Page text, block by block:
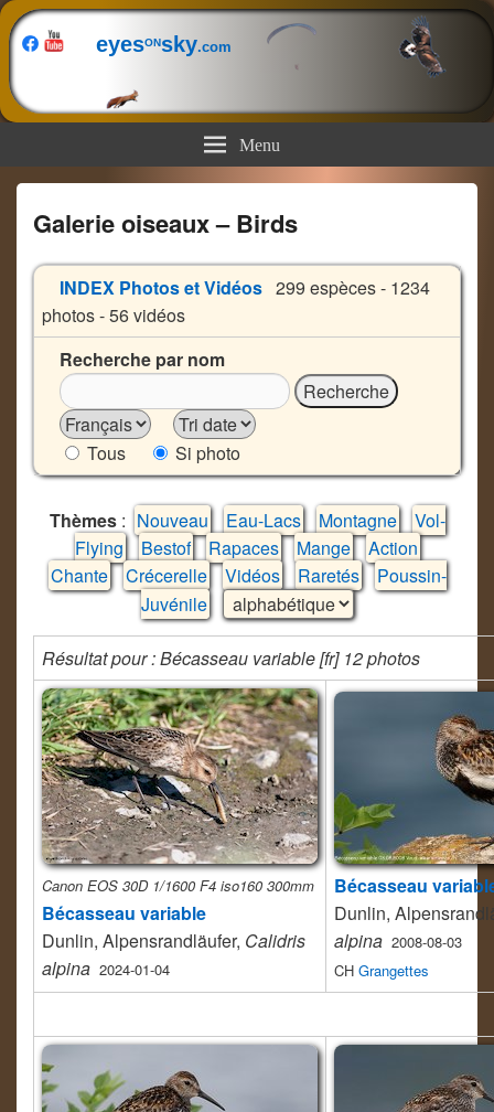
eyesONsky.com
Menu
Galerie oiseaux – Birds
INDEX Photos et Vidéos 299 espèces - 1234
photos - 56 vidéos
Recherche par nom
Tous Si photo
Thèmes: Nouveau Eau-Lacs Montagne
Vol-
Flying
Bestof Rapaces Mange
Action
Chante
Crécerelle Vidéos Raretés
Poussin-
Juvénile
Résultat pour : Bécasseau variable [fr] 12 photos
Canon EOS 30D 1/1600 F4 iso160 300mm
Bécasseau variable
Dunlin, Alpensrandläufer, Calidris
alpina 2024-01-04
Bécasseau
Dunlin,
alpina 2008-08-03
CH Grangettes